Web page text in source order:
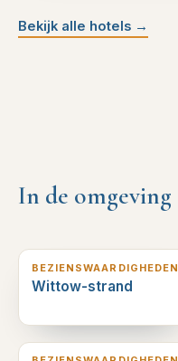
Bekijk alle hotels →
In de omgeving
BEZIENSWAARDIGHEDEN
Wittow-strand
2 km verderop